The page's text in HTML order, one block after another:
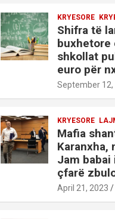
KRYESORE
Shifra të
buxhetore
shkollat
euro për
September 12,
KRYESORE
Mafia
Karanxha,
Jam babai
çfarë
April 21, 2023